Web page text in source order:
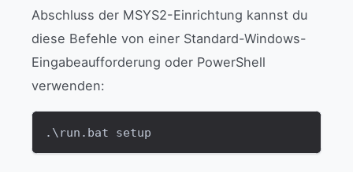
Abschluss der MSYS2-Einrichtung kannst du
diese Befehle von einer Standard-Windows-
Eingabeaufforderung oder PowerShell
verwenden:
.\run.bat setup